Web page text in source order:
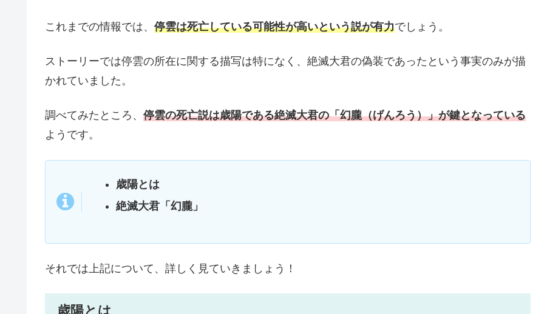
これまでの情報では、 停雲は死亡している可能性が高いという説が有力でしょう。
ストーリーでは停雲の所在に関する描写は特になく、絶滅大君の偽装であったという事実のみが描
かれていました。
調べてみたところ、 停雲の死亡説は歳陽である絶滅大君の「幻朧（げんろう）」が鍵となっている
ようです。
歳陽とは
絶滅大君「幻朧」
それでは上記について、詳しく見ていきましょう！
歳陽とは